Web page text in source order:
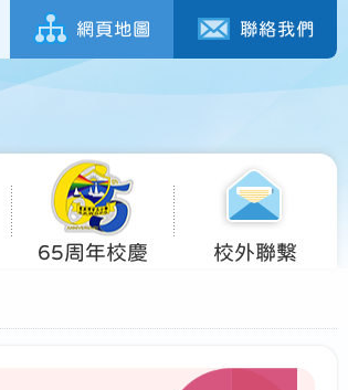
網頁地圖 聯絡我們
65周年校慶 校外聯繫